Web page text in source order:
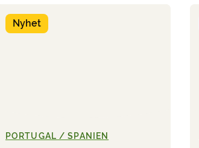
Nyhet
PORTUGAL / SPANIEN